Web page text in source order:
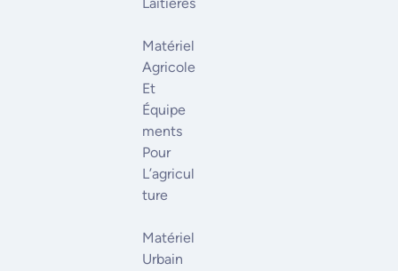
Matériel
Agricole
Et
Équipe
Ments
Pour
L’agricul
Ture
Matériel
Urbain